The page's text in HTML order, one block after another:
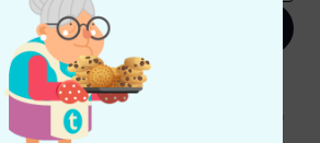
Jetzt anmelden
stimmen Sie dem Erhalt von E-Mail-
des E-Mail-Nutzungsverhaltens zu. Die
möglich. Weitere Informationen finden Sie in
Datenschutzhinweisen